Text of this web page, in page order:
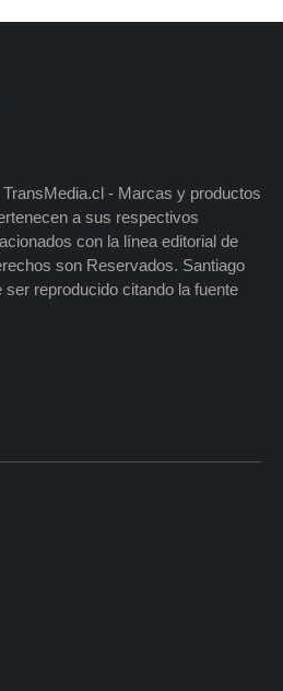
- Marcas y productos
a sus respectivos
con la línea editorial de
son Reservados. Santiago
reproducido citando la fuente